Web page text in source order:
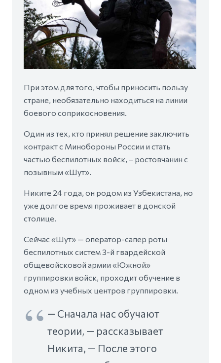
При этом для того, чтобы приносить пользу
стране, необязательно находиться на линии
боевого соприкосновения.
Один из тех, кто принял решение заключить
контракт с Минобороны России и стать
частью беспилотных войск, – ростовчанин с
позывным «Шут».
Никите 24 года, он родом из Узбекистана, но
уже долгое время проживает в донской
столице.
Сейчас «Шут» — оператор-сапер роты
беспилотных систем 3-й гвардейской
общевойсковой армии «Южной»
группировки войск, проходит обучение в
одном из учебных центров группировки.
— Сначала нас обучают
теории, — рассказывает
Никита, — После этого